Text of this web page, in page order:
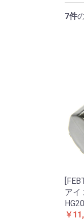
7件
アイ
￥